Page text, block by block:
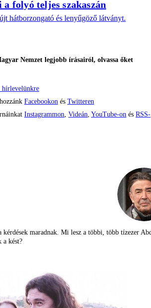
folyó teljes szakaszán
hátborzongató és lenyűgöző látványt.
Nemzet legjobb írásairól, olvassa őket
Facebookon és Twitteren
Instagrammon, Videán, YouTube-on és RSS-
kérdések maradnak. Mi lesz a többi, több tízezer
a kést?